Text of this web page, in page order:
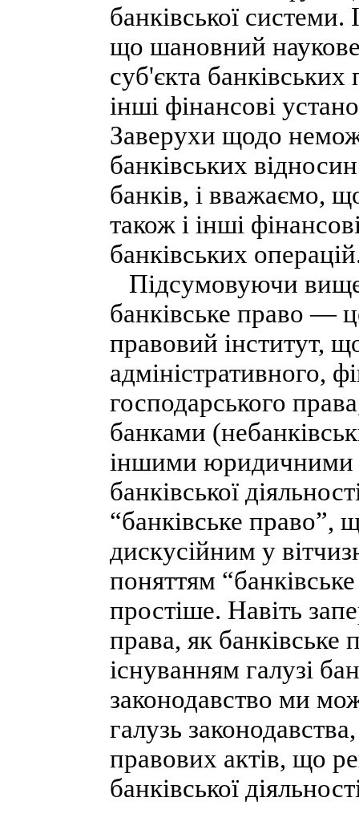
банківської
що шановний
суб'єкта
інші фінансові
Заверухи щодо
банківських
банків, і вважаємо,
також і інші
банківських
Підсумовуючи
банківське право —
правовий інститут,
адміністративного,
господарського
банками
іншими юридичними
банківської
“банківське право”,
дискусійним у
поняттям
простіше. Навіть
права, як
існуванням галузі
законодавство ми
галузь
правових актів, що
банківської